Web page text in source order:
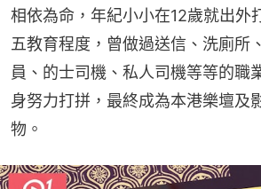
相依為命，年紀小小在12歲就出外
五教育程度，曾做過送信、洗廁所
員、的士司機、私人司機等等的職
身努力打拼，最終成為本港樂壇及
物。